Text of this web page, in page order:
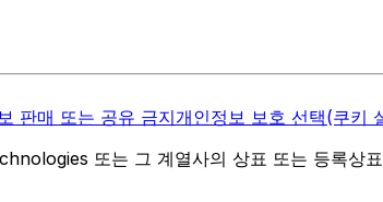
판매 또는 공유 금지개인정보 보호 선택(쿠키
또는 그 계열사의 상표 또는 등록상